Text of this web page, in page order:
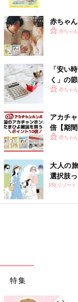
赤ちゃ
赤ちゃ
「安い
く」の
FPに
赤ちゃ
アカチ
倍【期間
赤ちゃ
大人の
選択肢
PR(リゾー
特集